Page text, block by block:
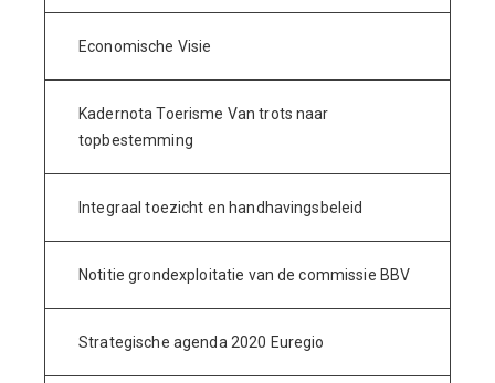
Economische Visie
Kadernota Toerisme Van trots naar
topbestemming
Integraal toezicht en handhavingsbeleid
Notitie grondexploitatie van de commissie BBV
Strategische agenda 2020 Euregio